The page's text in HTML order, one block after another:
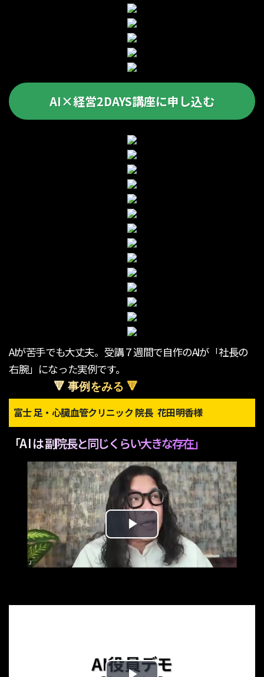
AI×経営2DAYS講座に申し込む
AIが苦手でも大丈夫。受講７週間で自作のAIが「社長の
右腕」になった実例です。
🔻 事例をみる 🔻
富士 足・心臓血管クリニック 院長 花田明香様
「A I は 副院長と同じくらい大きな存在」
Play
Video